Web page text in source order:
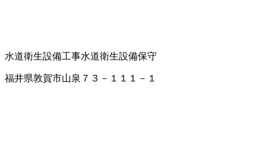
水道衛生設備工事水道衛生設備保守
福井県敦賀市山泉７３－１１１－１